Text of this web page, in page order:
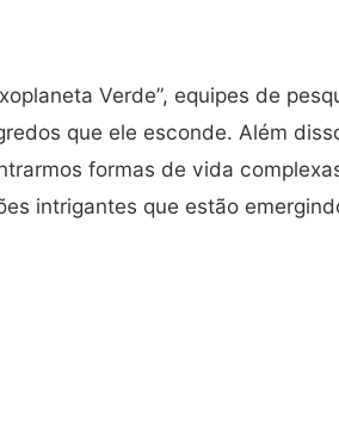
Verde”, equipes de
que ele esconde. Além
formas de vida
intrigantes que estão